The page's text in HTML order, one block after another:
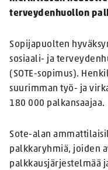
terveydenhuollon
Sopijapuolten
sosiaali- ja
(SOTE-sopimus).
suurimman työ- ja
180 000 palkansaajaa.
Sote-alan
palkkaryhmiä, joiden
palkkausjärjestelmää